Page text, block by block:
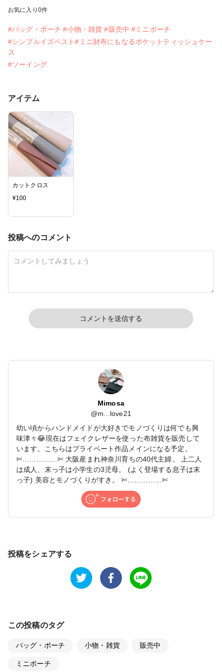
お気に入り 0件
#バッグ・ポーチ #小物・雑貨 #販売中 #ミニポーチ
#シンプルイズベスト#ミニ財布にもなるポケットティッシュケー
ス
#ソーイング
アイテム
カットクロス
¥100
投稿へのコメント
コメントを送信する
Mimosa
@m...love21
幼い頃からハンドメイドが大好きでモノづくりは何でも興
味津々😂現在はフェイクレザーを使った布雑貨を販売して
います。こちらはプライベート作品メインになる予定。
✄……………✄ 大阪産まれ神奈川育ちの40代主婦。 上二人
は成人、末っ子は小学生の3児母。 (よく登場する息子は末
っ子) 美容とモノづくりがすき。 ✄……………✄
投稿をシェアする
この投稿のタグ
バッグ・ポーチ 小物・雑貨 販売中
ミニポーチ